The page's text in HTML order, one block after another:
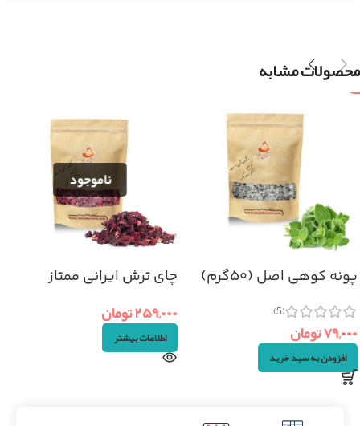
محصولات مشابه
پونه کوهی اصل (۵۰گرم)
(5)
۷۹,۰۰۰تومان
افزودن به سبد خرید
چای ترش ایرانی ممتاز
۲۵۹,۰۰۰تومان
اطلاعات بیشتر